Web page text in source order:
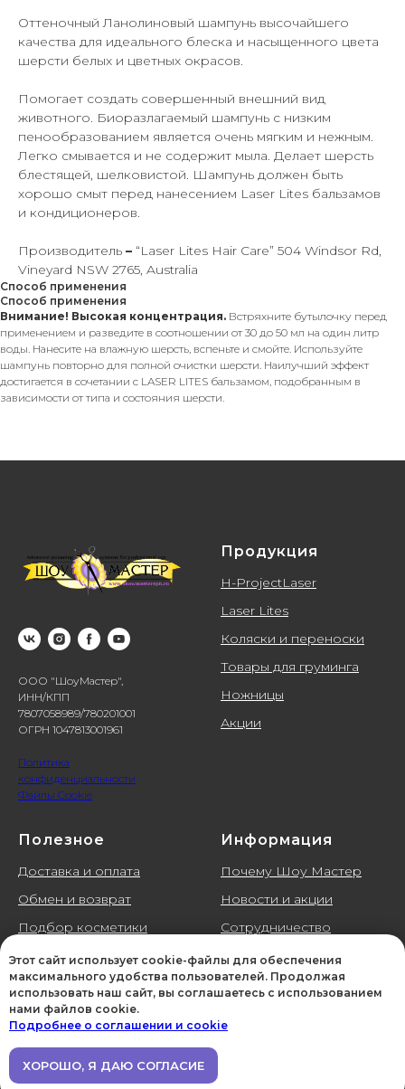
Этот сайт использует cookie-файлы для обеспечения
максимального удобства пользователей. Продолжая
использовать наш сайт, вы соглашаетесь с использованием
нами файлов cookie.
Подробнее о соглашении и cookie
ХОРОШО, Я ДАЮ СОГЛАСИЕ
Оттеночный Ланолиновый шампунь высочайшего
качества для идеального блеска и насыщенного цвета
шерсти белых и цветных окрасов.
Помогает создать совершенный внешний вид
животного. Биоразлагаемый шампунь с низким
пенообразованием является очень мягким и нежным.
Легко смывается и не содержит мыла. Делает шерсть
блестящей, шелковистой. Шампунь должен быть
хорошо смыт перед нанесением Laser Lites бальзамов
и кондиционеров.
Производитель – “Laser Lites Hair Care” 504 Windsor Rd,
Vineyard NSW 2765, Australia
Способ применения
Способ применения
Внимание! Высокая концентрация. Встряхните бутылочку перед
применением и разведите в соотношении от 30 до 50 мл на один литр
воды. Нанесите на влажную шерсть, вспеньте и смойте. Используйте
шампунь повторно для полной очистки шерсти. Наилучший эффект
достигается в сочетании с LASER LITES бальзамом, подобранным в
зависимости от типа и состояния шерсти.
ООО "ШоуМастер",
ИНН/КПП
7807058989/780201001
ОГРН 1047813001961
Политика
конфиденциальности
Файлы Cookie
Продукция
H-ProjectLaser
Laser Lites
Коляски и переноски
Товары для груминга
Ножницы
Акции
Полезное
Доставка и оплата
Обмен и возврат
Подбор косметики
Галерея
Отзывы
Информация
Почему Шоу Мастер
Новости и акции
Сотрудничество
Контакты